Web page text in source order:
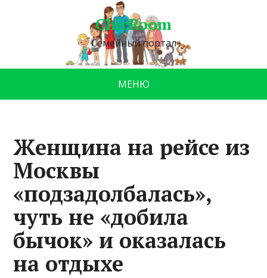
ChicRoom
Семейный портал
МЕНЮ
Женщина на рейсе из
Москвы
«подзадолбалась»,
чуть не «добила
бычок» и оказалась
на отдыхе